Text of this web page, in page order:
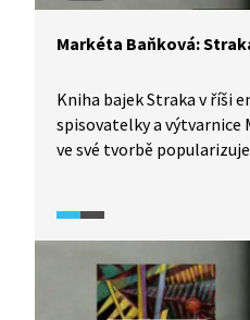
Markéta Baňková:
Kniha bajek Straka v říši
spisovatelky a výtvarnice
ve své tvorbě
Litera za objev roku.
poví herečka Aňa
ukázku a vysvětlí nám,